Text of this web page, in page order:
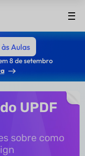
Aulas
8 de setembro
UPDF
sobre como